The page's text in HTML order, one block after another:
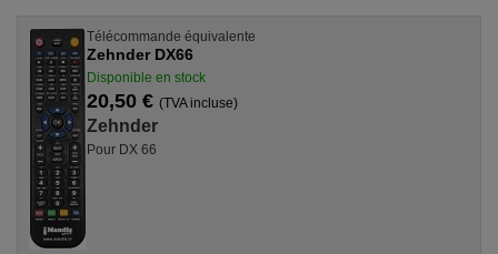
Télécommande équivalente
Zehnder DX66
Disponible en stock
20,50 € (TVA incluse)
Zehnder
Pour DX 66